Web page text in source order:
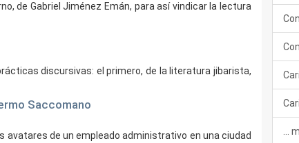
de Gabriel Jiménez Emán, para así vindicar la lectura
discursivas: el primero, de la literatura jibarista,
Saccomano
avatares de un empleado administrativo en una ciudad
...